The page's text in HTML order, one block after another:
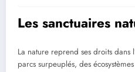
Les sanctuaires
La nature reprend ses droits
parcs surpeuplés, des